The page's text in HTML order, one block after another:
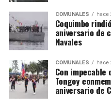
COMUNALES hace
Coquimbo
aniversario de
Navales
COMUNALES hace
Con impecable
Tongoy
aniversario de